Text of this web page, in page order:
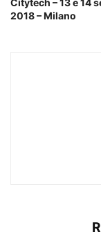
2018 – Milano